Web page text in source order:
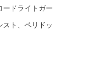
ードライトガー
ト、ペリドッ